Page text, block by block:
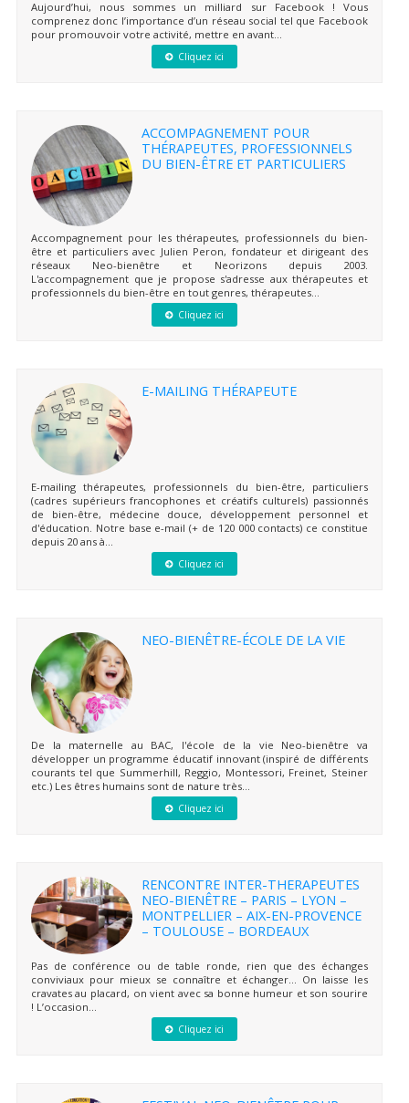
Aujourd’hui, nous sommes un milliard sur Facebook ! Vous
comprenez donc l’importance d’un réseau social tel que Facebook
pour promouvoir votre activité, mettre en avant...
Cliquez ici
ACCOMPAGNEMENT POUR
THÉRAPEUTES, PROFESSIONNELS
DU BIEN-ÊTRE ET PARTICULIERS
Accompagnement pour les thérapeutes, professionnels du bien-
être et particuliers avec Julien Peron, fondateur et dirigeant des
réseaux Neo-bienêtre et Neorizons depuis 2003.
L'accompagnement que je propose s'adresse aux thérapeutes et
professionnels du bien-être en tout genres, thérapeutes...
Cliquez ici
E-MAILING THÉRAPEUTE
E-mailing thérapeutes, professionnels du bien-être, particuliers
(cadres supérieurs francophones et créatifs culturels) passionnés
de bien-être, médecine douce, développement personnel et
d'éducation. Notre base e-mail (+ de 120 000 contacts) ce constitue
depuis 20 ans à...
Cliquez ici
NEO-BIENÊTRE-ÉCOLE DE LA VIE
De la maternelle au BAC, l'école de la vie Neo-bienêtre va
développer un programme éducatif innovant (inspiré de différents
courants tel que Summerhill, Reggio, Montessori, Freinet, Steiner
etc.) Les êtres humains sont de nature très...
Cliquez ici
RENCONTRE INTER-THERAPEUTES
NEO-BIENÊTRE – PARIS – LYON –
MONTPELLIER – AIX-EN-PROVENCE
– TOULOUSE – BORDEAUX
Pas de conférence ou de table ronde, rien que des échanges
conviviaux pour mieux se connaître et échanger… On laisse les
cravates au placard, on vient avec sa bonne humeur et son sourire
! L’occasion...
Cliquez ici